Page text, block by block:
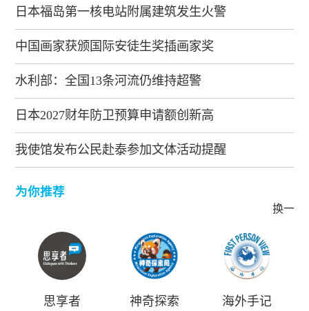
日本福岛第一核电站附属建筑发生火警
中国画家获颁国际安徒生奖插画家奖
水利部：全国13条河流仍维持超警
日本2027财年防卫预算申请额创新高
我使馆发布公民赴泰参加文体活动提醒
为你推荐
换一批
思享者
神奇探索
海外手记